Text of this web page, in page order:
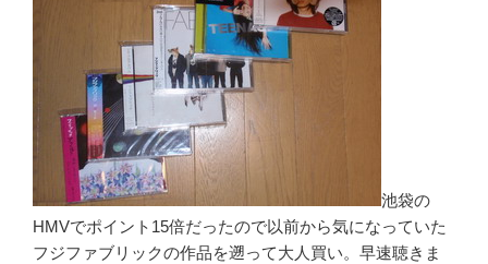
池袋の
HMVでポイント15倍だったので以前から気になっていた
フジファブリックの作品を遡って大人買い。早速聴きま